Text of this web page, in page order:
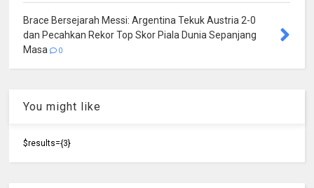
Brace Bersejarah Messi: Argentina Tekuk Austria 2-0
dan Pecahkan Rekor Top Skor Piala Dunia Sepanjang
Masa
0
You might like
$results={3}